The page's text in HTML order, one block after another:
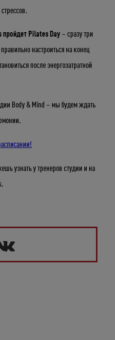
пройдет Pilates Day– сразу три
настроиться на конец
после энергозатратной
Body & Mind – мы будем ждать
узнать у тренеров студии и на